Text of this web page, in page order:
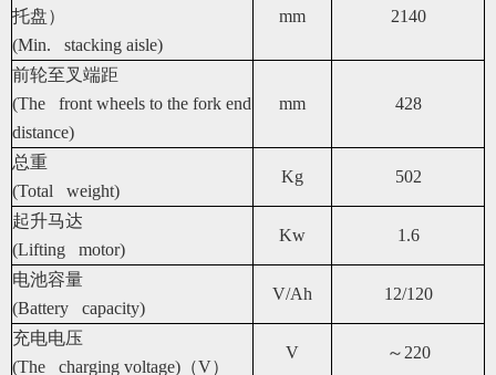
托盘）
(Min. stacking aisle)
mm 2140
前轮至叉端距
(The front wheels to the fork end
distance)
mm 428
总重
(Total weight)
Kg 502
起升马达
(Lifting motor)
Kw 1.6
电池容量
(Battery capacity)
V/Ah 12/120
充电电压
(The charging voltage) （V）
V ～220